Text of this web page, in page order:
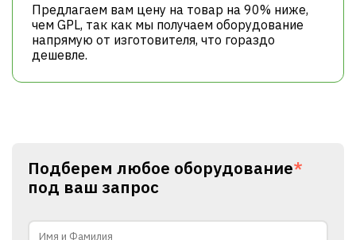
Предлагаем вам цену на товар на 90% ниже,
чем GPL, так как мы получаем оборудование
напрямую от изготовителя, что гораздо
дешевле.
Подберем любое оборудование*
под ваш запрос